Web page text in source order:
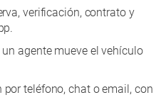
verificación, contrato y
un agente mueve el vehículo
por teléfono, chat o email, con